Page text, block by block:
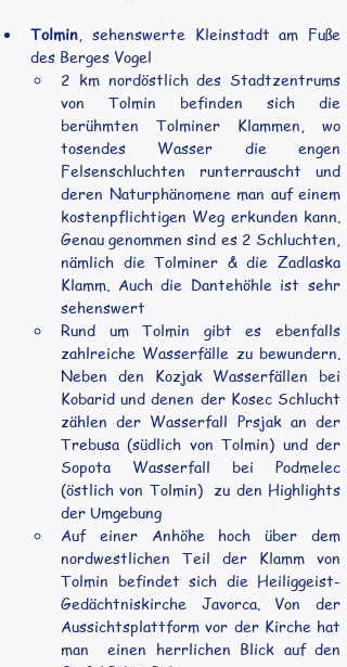
Tolmin, sehenswerte Kleinstadt am Fuße
des Berges Vogel
2 km nordöstlich des Stadtzentrums
von Tolmin befinden sich die
berühmten Tolminer Klammen, wo
tosendes Wasser die engen
Felsenschluchten runterrauscht und
deren Naturphänomene man auf einem
kostenpflichtigen Weg erkunden kann.
Genau genommen sind es 2 Schluchten,
nämlich die Tolminer & die Zadlaska
Klamm. Auch die Dantehöhle ist sehr
sehenswert
Rund um Tolmin gibt es ebenfalls
zahlreiche Wasserfälle zu bewundern.
Neben den Kozjak Wasserfällen bei
Kobarid und denen der Kosec Schlucht
zählen der Wasserfall Prsjak an der
Trebusa (südlich von Tolmin) und der
Sopota Wasserfall bei Podmelec
(östlich von Tolmin)  zu den Highlights
der Umgebung
Auf einer Anhöhe hoch über dem
nordwestlichen Teil der Klamm von
Tolmin befindet sich die Heiliggeist-
Gedächtniskirche Javorca. Von der
Aussichtsplattform vor der Kirche hat
man  einen herrlichen Blick auf den